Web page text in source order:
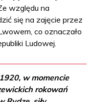
względu na
się na zajęcie przez
co oznaczało
Ludowej.
w momencie
rokowań